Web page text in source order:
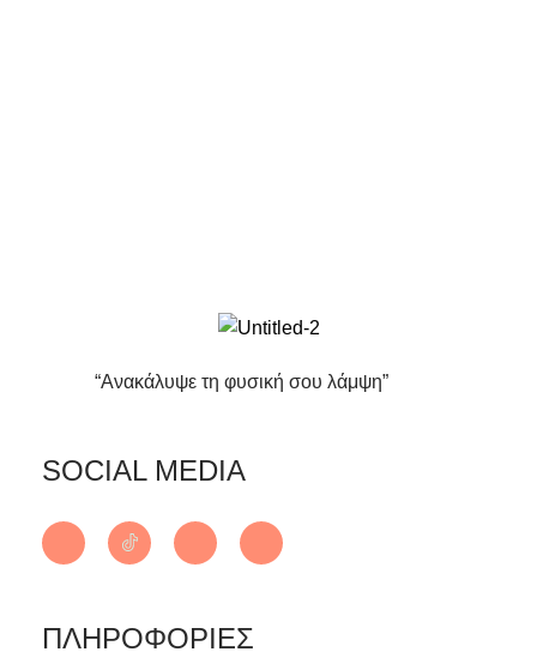
“Ανακάλυψε τη φυσική σου λάμψη”
SOCIAL MEDIA
ΠΛΗΡΟΦΟΡΙΕΣ